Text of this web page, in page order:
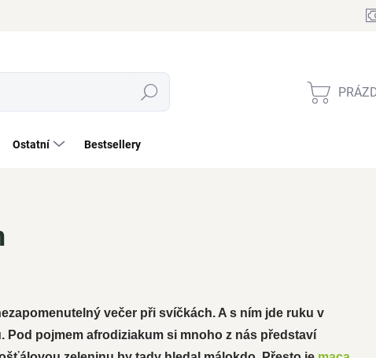
Hledat
Ostatní Bestsellery
večer při svíčkách. A s ním jde ruku v
pojmem afrodiziakum si mnoho z nás představí